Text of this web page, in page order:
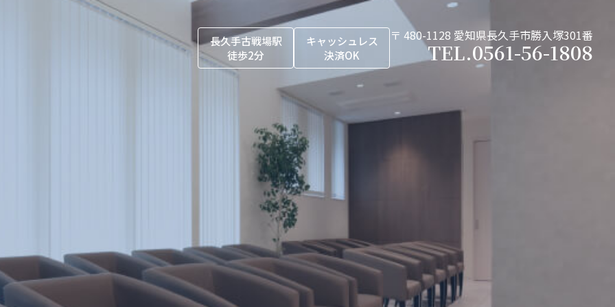
長久手古戦場駅
徒歩2分
キャッシュレス
決済OK
〒 480-1128 愛知県長久手市勝入塚301番
TEL.0561-56-1808